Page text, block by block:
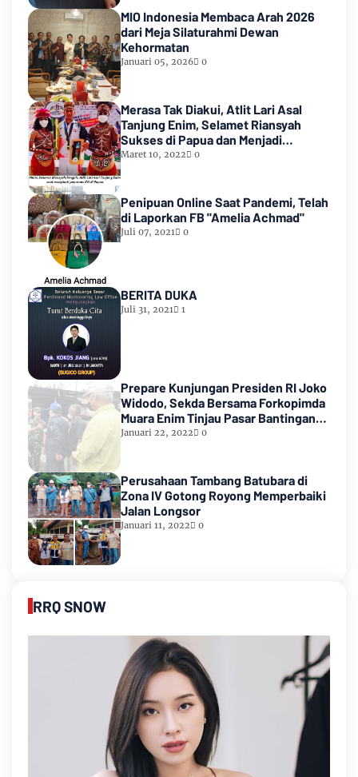
MIO Indonesia Membaca Arah 2026
dari Meja Silaturahmi Dewan
Kehormatan
Januari 05, 2026 0
Merasa Tak Diakui, Atlit Lari Asal
Tanjung Enim, Selamet Riansyah
Sukses di Papua dan Menjadi
Miliarder
Maret 10, 2022 0
Penipuan Online Saat Pandemi, Telah
di Laporkan FB "Amelia Achmad"
Juli 07, 2021 0
BERITA DUKA
Juli 31, 2021 1
Prepare Kunjungan Presiden RI Joko
Widodo, Sekda Bersama Forkopimda
Muara Enim Tinjau Pasar Bantingan
Tanjung Enim
Januari 22, 2022 0
Perusahaan Tambang Batubara di
Zona IV Gotong Royong Memperbaiki
Jalan Longsor
Januari 11, 2022 0
RRQ SNOW